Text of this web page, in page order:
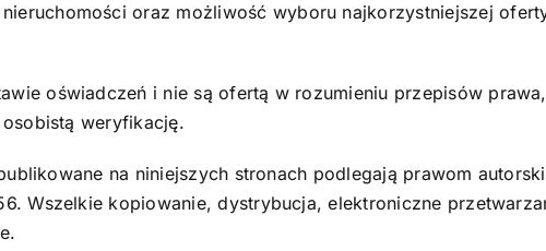
oraz możliwość wyboru najkorzystniejszej
oświadczeń i nie są ofertą w rozumieniu przepisów
weryfikację.
na niniejszych stronach podlegają prawom
Wszelkie kopiowanie, dystrybucja, elektroniczne